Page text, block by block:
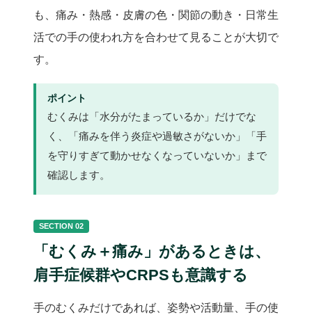
も、痛み・熱感・皮膚の色・関節の動き・日常生
活での手の使われ方を合わせて見ることが大切で
す。
ポイント
むくみは「水分がたまっているか」だけでな
く、「痛みを伴う炎症や過敏さがないか」「手
を守りすぎて動かせなくなっていないか」まで
確認します。
SECTION 02
「むくみ＋痛み」があるときは、
肩手症候群やCRPSも意識する
手のむくみだけであれば、姿勢や活動量、手の使